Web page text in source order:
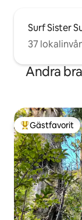
Surf Sister
37
Andra
Populär
Gästfavorit